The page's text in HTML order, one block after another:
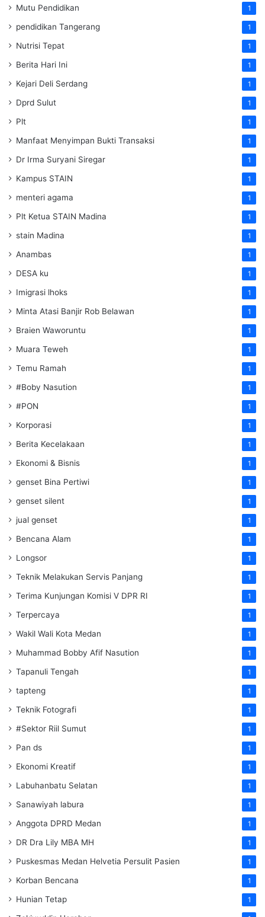
Mutu Pendidikan 1
pendidikan Tangerang 1
Nutrisi Tepat 1
Berita Hari Ini 1
Kejari Deli Serdang 1
Dprd Sulut 1
Plt 1
Manfaat Menyimpan Bukti Transaksi 1
Dr Irma Suryani Siregar 1
Kampus STAIN 1
menteri agama 1
Plt Ketua STAIN Madina 1
stain Madina 1
Anambas 1
DESA ku 1
Imigrasi lhoks 1
Minta Atasi Banjir Rob Belawan 1
Braien Waworuntu 1
Muara Teweh 1
Temu Ramah 1
#Boby Nasution 1
#PON 1
Korporasi 1
Berita Kecelakaan 1
Ekonomi & Bisnis 1
genset Bina Pertiwi 1
genset silent 1
jual genset 1
Bencana Alam 1
Longsor 1
Teknik Melakukan Servis Panjang 1
Terima Kunjungan Komisi V DPR RI 1
Terpercaya 1
Wakil Wali Kota Medan 1
Muhammad Bobby Afif Nasution 1
Tapanuli Tengah 1
tapteng 1
Teknik Fotografi 1
#Sektor Riil Sumut 1
Pan ds 1
Ekonomi Kreatif 1
Labuhanbatu Selatan 1
Sanawiyah labura 1
Anggota DPRD Medan 1
DR Dra Lily MBA MH 1
Puskesmas Medan Helvetia Persulit Pasien 1
Korban Bencana 1
Hunian Tetap 1